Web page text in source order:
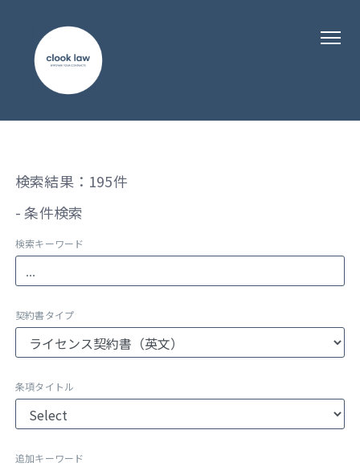
検索結果：195件
- 条件検索
検索キーワード
契約書タイプ
条項タイトル
追加キーワード